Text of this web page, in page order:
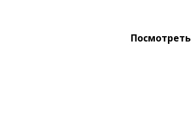
Посмотреть